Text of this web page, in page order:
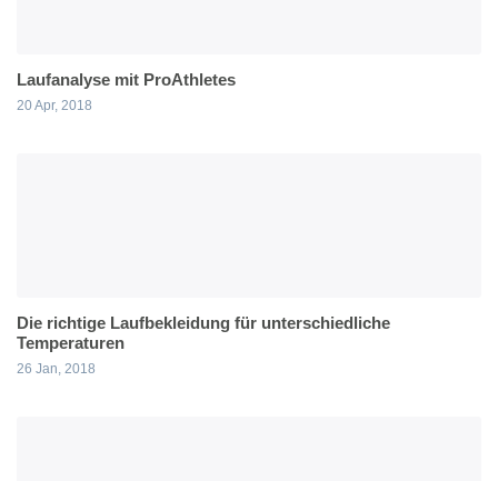
Laufanalyse mit ProAthletes
20 Apr, 2018
Die richtige Laufbekleidung für unterschiedliche
Temperaturen
26 Jan, 2018